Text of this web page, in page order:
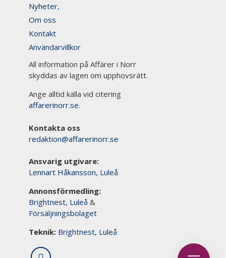
Nyheter,
Om oss
Kontakt
Användarvillkor
All information på Affärer i Norr
skyddas av lagen om upphovsrätt.
Ange alltid källa vid citering
affarerinorr.se.
Kontakta oss
redaktion@affarerinorr.se
Ansvarig utgivare:
Lennart Håkansson, Luleå
Annonsförmedling:
Brightnest, Luleå &
Försäljningsbolaget
Teknik: Brightnest, Luleå